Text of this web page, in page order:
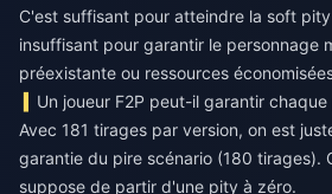
C'est suffisant pour atteindre la soft
insuffisant pour garantir le personnage
préexistante ou ressources
Un joueur F2P peut-il garantir
Avec 181 tirages par version, on est
garantie du pire scénario (180 tirages).
suppose de partir d'une pity à zéro.